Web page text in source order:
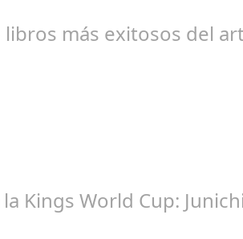
libros más exitosos del
Kings World Cup: